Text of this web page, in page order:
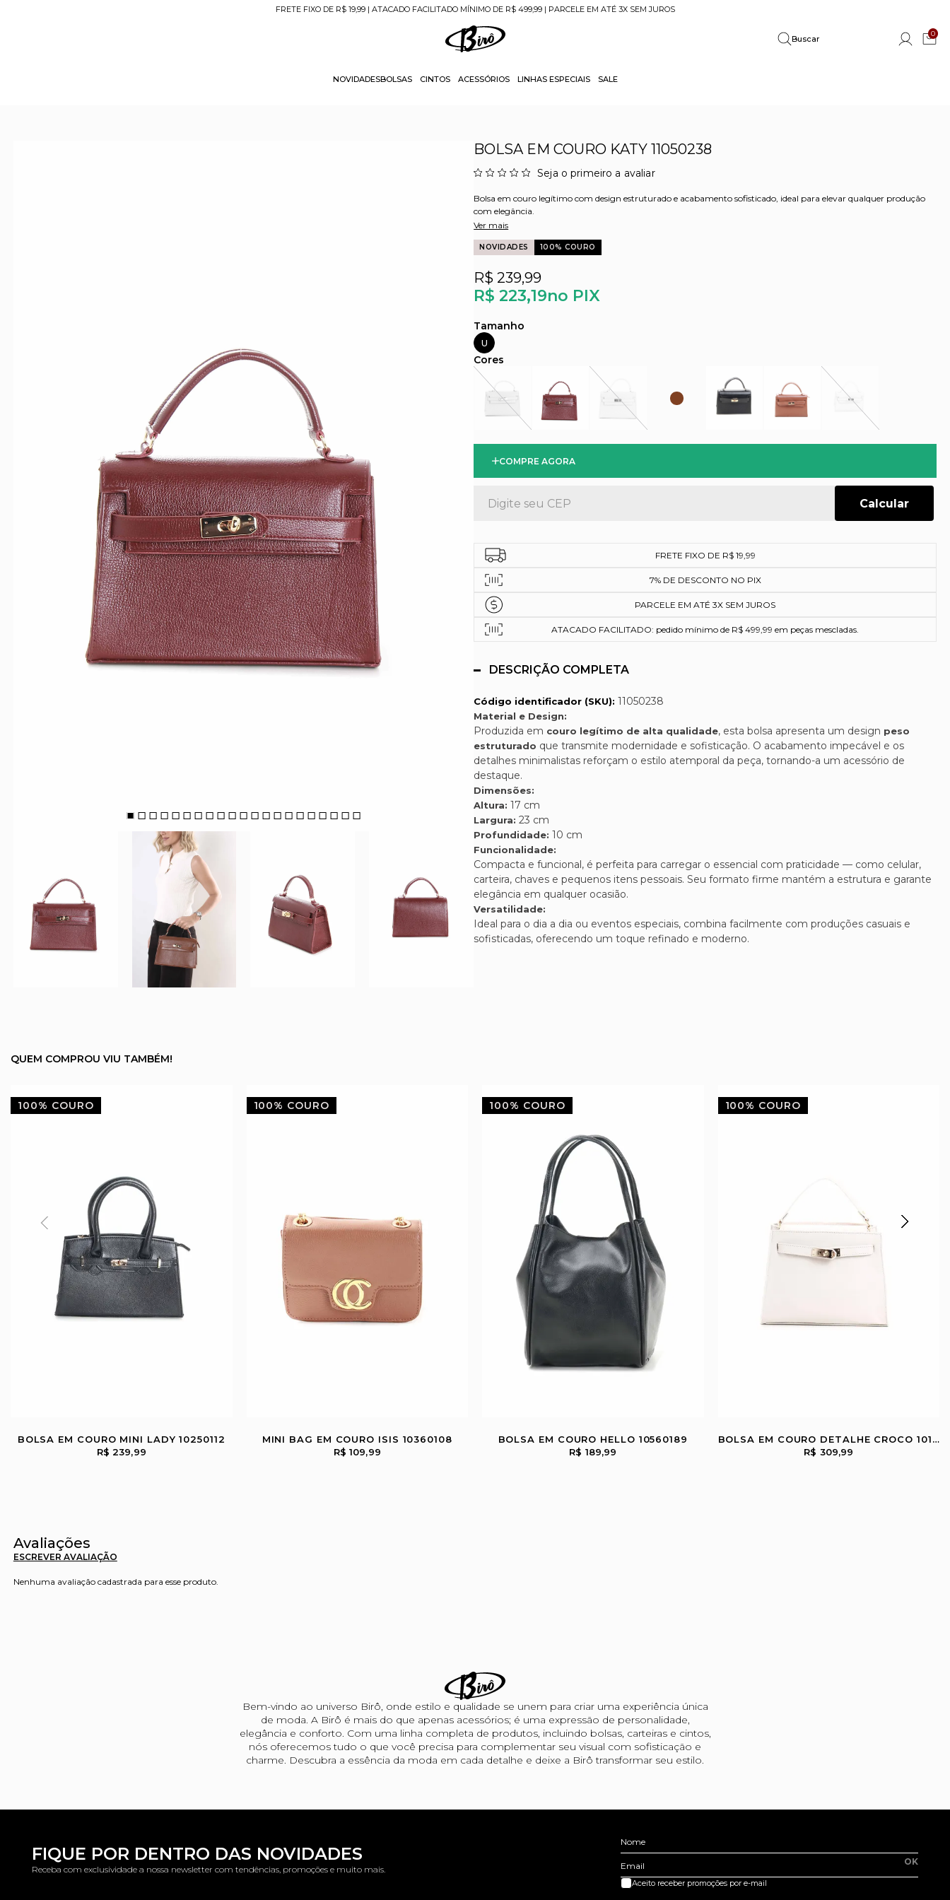
FRETE FIXO DE R$ 19,99 | ATACADO FACILITADO MÍNIMO DE R$ 499,99 | PARCELE EM ATÉ 3X SEM JUROS
0
NOVIDADESBOLSAS CINTOS ACESSÓRIOS LINHAS ESPECIAIS SALE
BOLSA EM COURO KATY 11050238
Seja o primeiro a avaliar
Bolsa em couro legítimo com design estruturado e acabamento sofisticado, ideal para elevar qualquer produção
com elegância.
Ver mais
100% COURO
NOVIDADES
R$ 223,19no PIX
R$ 239,99
U
COMPRE AGORA
FRETE FIXO DE R$ 19,99
7% DE DESCONTO NO PIX
PARCELE EM ATÉ 3X SEM JUROS
ATACADO FACILITADO: pedido mínimo de R$ 499,99 em peças mescladas.
DESCRIÇÃO COMPLETA
Código identificador (SKU): 11050238
Material e Design:
Produzida em couro legítimo de alta qualidade, esta bolsa apresenta um design peso
estruturado que transmite modernidade e sofisticação. O acabamento impecável e os
detalhes minimalistas reforçam o estilo atemporal da peça, tornando-a um acessório de
destaque.
Dimensões:
Altura: 17 cm
Largura: 23 cm
Profundidade: 10 cm
Funcionalidade:
Compacta e funcional, é perfeita para carregar o essencial com praticidade — como celular,
carteira, chaves e pequenos itens pessoais. Seu formato firme mantém a estrutura e garante
elegância em qualquer ocasião.
Versatilidade:
Ideal para o dia a dia ou eventos especiais, combina facilmente com produções casuais e
sofisticadas, oferecendo um toque refinado e moderno.
QUEM COMPROU VIU TAMBÉM!
100% COURO
BOLSA EM COURO MINI LADY 10250112
R$ 239,99
100% COURO
MINI BAG EM COURO ISIS 10360108
R$ 109,99
100% COURO
BOLSA EM COURO HELLO 10560189
R$ 189,99
100% COURO
BOLSA EM COURO DETALHE CROCO 10160308
R$ 309,99
Avaliações
ESCREVER AVALIAÇÃO
Nenhuma avaliação cadastrada para esse produto.
Bem-vindo ao universo Birô, onde estilo e qualidade se unem para criar uma experiência única
de moda. A Birô é mais do que apenas acessórios; é uma expressão de personalidade,
elegância e conforto. Com uma linha completa de produtos, incluindo bolsas, carteiras e cintos,
nós oferecemos tudo o que você precisa para complementar seu visual com sofisticação e
charme. Descubra a essência da moda em cada detalhe e deixe a Birô transformar seu estilo.
FIQUE POR DENTRO DAS NOVIDADES
Receba com exclusividade a nossa newsletter com tendências, promoções e muito mais.
Nome
Email OK
Aceito receber promoções por e-mail